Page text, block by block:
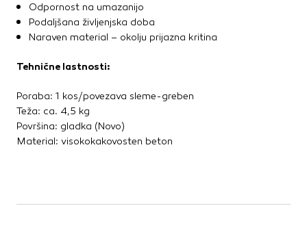
Strešna izolacija
Dodatki za suho gradnjo
Izravnalne mase za stene in strop
Mavčne plošče
Odpornost na umazanijo
Podaljšana življenjska doba
Naraven material – okolju prijazna kritina
Tehnične lastnosti:
Poraba: 1 kos/povezava sleme-greben
Teža: ca. 4,5 kg
Površina: gladka (Novo)
Material: visokokakovosten beton